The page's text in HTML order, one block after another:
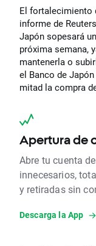
El fortalecimiento
informe de
Japón sopesará
próxima semana,
mantenerla o
el Banco de
mitad la compra
Apertura de
Abre tu cuenta
innecesarios,
y retiradas sin
Descarga la App